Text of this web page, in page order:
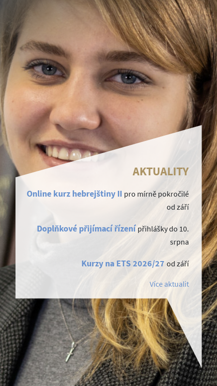
AKTUALITY
Online kurz hebrejštiny II pro mírně pokročilé
od září
Doplňkové přijímací řízení přihlášky do 10.
srpna
Kurzy na ETS 2026/27 od září
Více aktualit